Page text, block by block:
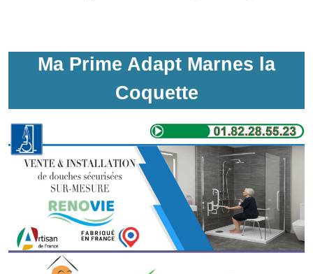
Ma Prime Adapt Marnes la
Coquette